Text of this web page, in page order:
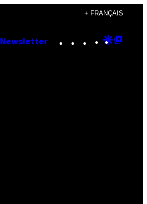
+ FRANÇAIS
Newsletter Instagram
TikTok
YouTube
Google